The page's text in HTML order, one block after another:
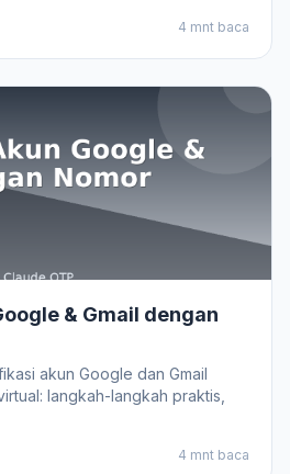
4 mnt baca
& Gmail dengan
akun Google dan Gmail
langkah-langkah praktis,
4 mnt baca